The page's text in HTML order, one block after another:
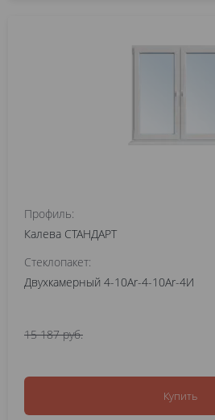
Профиль:
Калева СТАНДАРТ
Стеклопакет:
Двухкамерный 4-10Ar-4-10Ar-4И
15 187 руб.
Купить